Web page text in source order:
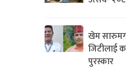
खेम
जिटीलाई
पुरस्कार